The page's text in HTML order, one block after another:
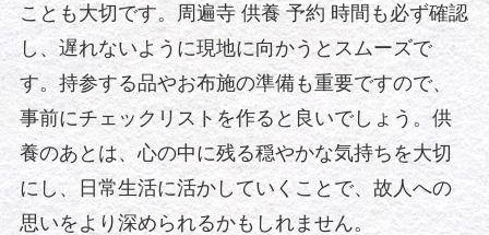
ことも大切です。周遍寺 供養 予約 時間も必ず確認
し、遅れないように現地に向かうとスムーズで
す。持参する品やお布施の準備も重要ですので、
事前にチェックリストを作ると良いでしょう。供
養のあとは、心の中に残る穏やかな気持ちを大切
にし、日常生活に活かしていくことで、故人への
思いをより深められるかもしれません。